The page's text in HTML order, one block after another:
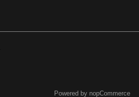
Powered by nopCommerce